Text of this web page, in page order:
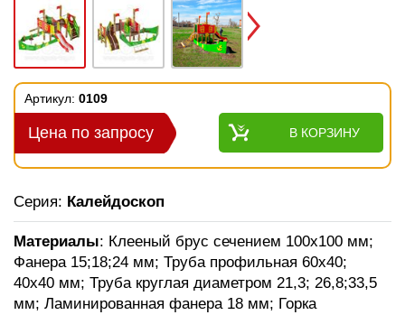
Next
Артикул: 0109
Цена по запросу В КОРЗИНУ
Серия: Калейдоскоп
Материалы: Клееный брус сечением 100х100 мм;
Фанера 15;18;24 мм; Труба профильная 60х40;
40х40 мм; Труба круглая диаметром 21,3; 26,8;33,5
мм; Ламинированная фанера 18 мм; Горка